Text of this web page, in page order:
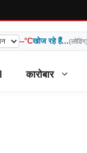
--°Cखोज रहे हैं...(लोडिंग)
कारोबार